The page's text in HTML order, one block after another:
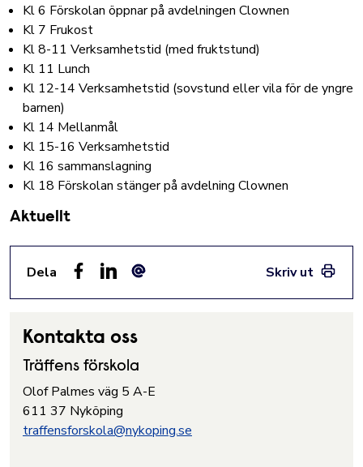
Kl 6 Förskolan öppnar på avdelningen Clownen
Kl 7 Frukost
Kl 8-11 Verksamhetstid (med fruktstund)
Kl 11 Lunch
Kl 12-14 Verksamhetstid (sovstund eller vila för de yngre
barnen)
Kl 14 Mellanmål
Kl 15-16 Verksamhetstid
Kl 16 sammanslagning
Kl 18 Förskolan stänger på avdelning Clownen
Aktuellt
Dela
Skriv ut
Kontakta oss
Träffens förskola
Olof Palmes väg 5 A-E
611 37 Nyköping
traffensforskola@nykoping.se